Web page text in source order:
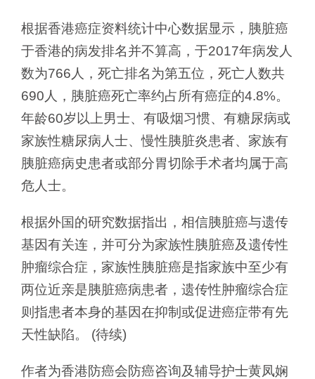
根据香港癌症资料统计中心数据显示，胰脏癌
于香港的病发排名并不算高，于2017年病发人
数为766人，死亡排名为第五位，死亡人数共
690人，胰脏癌死亡率约占所有癌症的4.8%。
年龄60岁以上男士、有吸烟习惯、有糖尿病或
家族性糖尿病人士、慢性胰脏炎患者、家族有
胰脏癌病史患者或部分胃切除手术者均属于高
危人士。
根据外国的研究数据指出，相信胰脏癌与遗传
基因有关连，并可分为家族性胰脏癌及遗传性
肿瘤综合症，家族性胰脏癌是指家族中至少有
两位近亲是胰脏癌病患者，遗传性肿瘤综合症
则指患者本身的基因在抑制或促进癌症带有先
天性缺陷。 (待续)
作者为香港防癌会防癌咨询及辅导护士黄凤娴